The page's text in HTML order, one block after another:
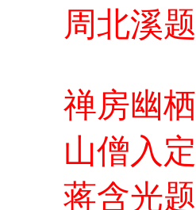
周北溪
禅房幽栖
山僧入定
蒋含光